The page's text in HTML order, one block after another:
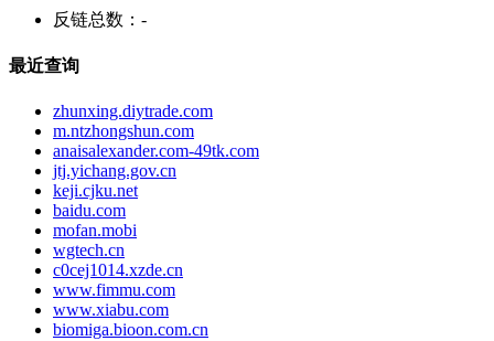
反链总数： -
最近查询
zhunxing.diytrade.com
m.ntzhongshun.com
anaisalexander.com-49tk.com
jtj.yichang.gov.cn
keji.cjku.net
baidu.com
mofan.mobi
wgtech.cn
c0cej1014.xzde.cn
www.fimmu.com
www.xiabu.com
biomiga.bioon.com.cn